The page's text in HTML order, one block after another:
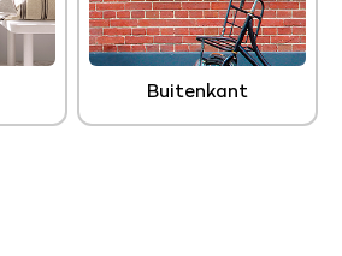
Buitenkant